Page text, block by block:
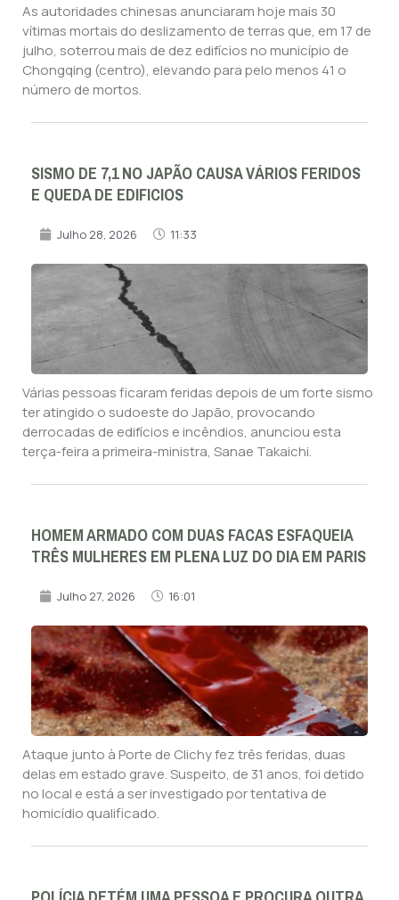
As autoridades chinesas anunciaram hoje mais 30
vítimas mortais do deslizamento de terras que, em 17 de
julho, soterrou mais de dez edifícios no município de
Chongqing (centro), elevando para pelo menos 41 o
número de mortos.
SISMO DE 7,1 NO JAPÃO CAUSA VÁRIOS FERIDOS
E QUEDA DE EDIFICIOS
Julho 28, 2026 11:33
Várias pessoas ficaram feridas depois de um forte sismo
ter atingido o sudoeste do Japão, provocando
derrocadas de edifícios e incêndios, anunciou esta
terça-feira a primeira-ministra, Sanae Takaichi.
HOMEM ARMADO COM DUAS FACAS ESFAQUEIA
TRÊS MULHERES EM PLENA LUZ DO DIA EM PARIS
Julho 27, 2026 16:01
Ataque junto à Porte de Clichy fez três feridas, duas
delas em estado grave. Suspeito, de 31 anos, foi detido
no local e está a ser investigado por tentativa de
homicídio qualificado.